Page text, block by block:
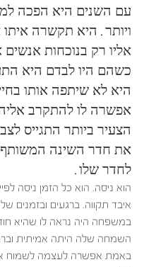
עם השנים היא הפכה
ויותר. היא תקשרה
אליו רק בנוכחות
כשהם היו לבדם היא
היא לא שיתפה אותו
אפשרה לו להתקרב
הצעיר ביותר התגייס
את חדר השינה
לחדר שלו.
הוא ניסה. הוא כל הזמן ניסה
איבד תקווה. ברגעים ובזמנים
במשפחה היה נראה לו שהיא
השמחה שלה היתה אמיתית
באמת אפשרה לעצמה לשמוח